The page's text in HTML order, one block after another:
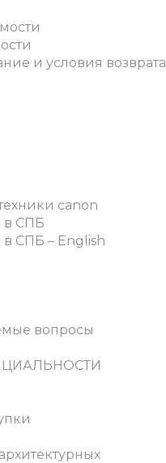
и условия возврата
canon
в СПБ
СПБ – English
вопросы